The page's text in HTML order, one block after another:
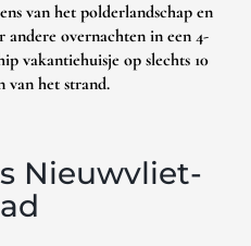
van het polderlandschap en
overnachten in een 4-
vakantiehuisje op slechts 10
van het strand.
Nieuwvliet-